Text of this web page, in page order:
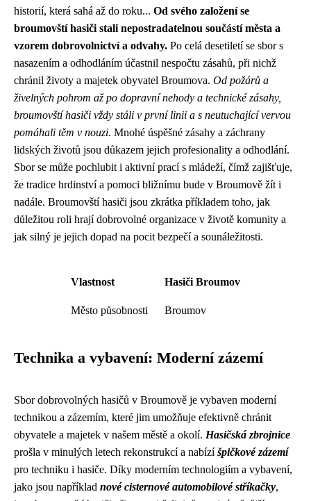
historií, která sahá až do roku... Od svého založení se
broumovští hasiči stali nepostradatelnou součástí města a
vzorem dobrovolnictví a odvahy. Po celá desetiletí se sbor s
nasazením a odhodláním účastnil nespočtu zásahů, při nichž
chránil životy a majetek obyvatel Broumova. Od požárů a
živelných pohrom až po dopravní nehody a technické zásahy,
broumovští hasiči vždy stáli v první linii a s neutuchající vervou
pomáhali těm v nouzi. Mnohé úspěšné zásahy a záchrany
lidských životů jsou důkazem jejich profesionality a odhodlání.
Sbor se může pochlubit i aktivní prací s mládeží, čímž zajišťuje,
že tradice hrdinství a pomoci bližnímu bude v Broumově žít i
nadále. Broumovští hasiči jsou zkrátka příkladem toho, jak
důležitou roli hrají dobrovolné organizace v životě komunity a
jak silný je jejich dopad na pocit bezpečí a sounáležitosti.
Vlastnost Hasiči Broumov
Město působnosti Broumov
Technika a vybavení: Moderní zázemí
Sbor dobrovolných hasičů v Broumově je vybaven moderní
technikou a zázemím, které jim umožňuje efektivně chránit
obyvatele a majetek v našem městě a okolí. Hasičská zbrojnice
prošla v minulých letech rekonstrukcí a nabízíšpičkové zázemí
pro techniku i hasiče. Díky moderním technologiím a vybavení,
jako jsou například nové cisternové automobilové stříkačky,